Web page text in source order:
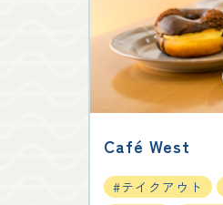
Café West
#テイクアウト